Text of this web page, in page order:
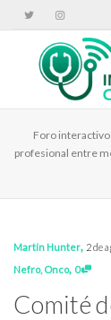
Foro
profesional entre
Martín Hunter, 2 de
Nefro, Onco, 0
Comité